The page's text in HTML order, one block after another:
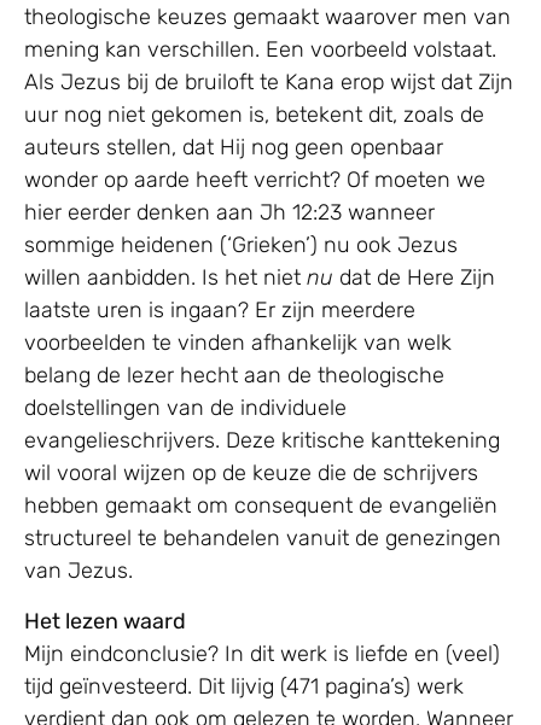
theologische keuzes gemaakt waarover men van
mening kan verschillen. Een voorbeeld volstaat.
Als Jezus bij de bruiloft te Kana erop wijst dat Zijn
uur nog niet gekomen is, betekent dit, zoals de
auteurs stellen, dat Hij nog geen openbaar
wonder op aarde heeft verricht? Of moeten we
hier eerder denken aan Jh 12:23 wanneer
sommige heidenen (‘Grieken’) nu ook Jezus
willen aanbidden. Is het niet nu dat de Here Zijn
laatste uren is ingaan? Er zijn meerdere
voorbeelden te vinden afhankelijk van welk
belang de lezer hecht aan de theologische
doelstellingen van de individuele
evangelieschrijvers. Deze kritische kanttekening
wil vooral wijzen op de keuze die de schrijvers
hebben gemaakt om consequent de evangeliën
structureel te behandelen vanuit de genezingen
van Jezus.
Het lezen waard
Mijn eindconclusie? In dit werk is liefde en (veel)
tijd geïnvesteerd. Dit lijvig (471 pagina’s) werk
verdient dan ook om gelezen te worden. Wanneer